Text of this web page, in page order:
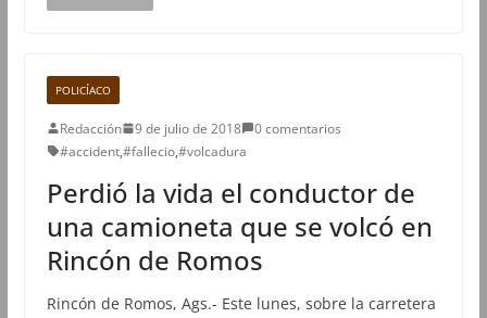
POLICÍACO
Redacción 9 de julio de 2018
0 comentarios
#accident,#fallecio,#volcadura
Perdió la vida el conductor de
una camioneta que se volcó en
Rincón de Romos
Rincón de Romos, Ags.- Este lunes, sobre la carretera